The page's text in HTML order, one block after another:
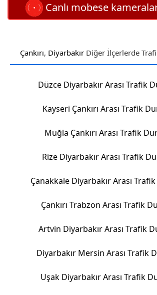
Canlı mobese
Çankırı, Diyarbakır Diğer İlçerlerde
Düzce Diyarbakır Arası Trafik
Kayseri Çankırı Arası Trafik
Muğla Çankırı Arası Trafik
Rize Diyarbakır Arası Trafik
Çanakkale Diyarbakır Arası
Çankırı Trabzon Arası Trafik
Artvin Diyarbakır Arası Trafik
Diyarbakır Mersin Arası Trafik
Uşak Diyarbakır Arası Trafik